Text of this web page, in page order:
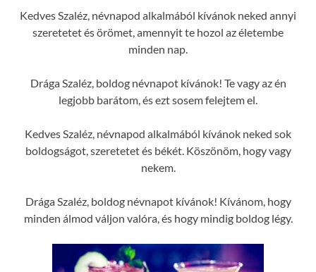
Kedves Szaléz, névnapod alkalmából kívánok neked annyi
szeretetet és örömet, amennyit te hozol az életembe
minden nap.
Drága Szaléz, boldog névnapot kívánok! Te vagy az én
legjobb barátom, és ezt sosem felejtem el.
Kedves Szaléz, névnapod alkalmából kívánok neked sok
boldogságot, szeretetet és békét. Köszönöm, hogy vagy
nekem.
Drága Szaléz, boldog névnapot kívánok! Kívánom, hogy
minden álmod váljon valóra, és hogy mindig boldog légy.